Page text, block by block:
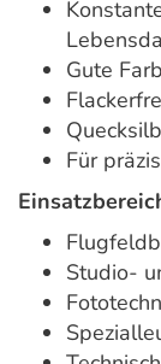
Gute
Für
Studio-